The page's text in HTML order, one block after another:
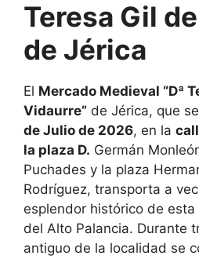
Teresa Gil
de Jérica
El Mercado Medieval “Dª
Vidaurre” de Jérica, que
de Julio de 2026, en la
la plaza D. Germán
Puchades y la plaza
Rodríguez, transporta a
esplendor histórico de
del Alto Palancia. Durante
antiguo de la localidad se